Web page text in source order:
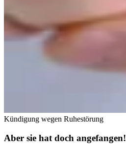
Kündigung wegen Ruhestörung
Aber sie hat doch angefangen!